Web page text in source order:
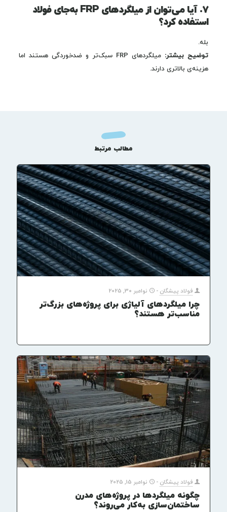
۷. آیا می‌توان از میلگردهای FRP به‌جای فولاد
استفاده کرد؟
بله.
توضیح بیشتر:
میلگردهای FRP سبک‌تر و ضدخوردگی هستند اما
هزینه‌ی بالاتری دارند.
مطالب مرتبط
فولاد پیشگان - نوامبر 30, 2025
چرا میلگردهای آلیاژی برای پروژه‌های بزرگ‌تر
مناسب‌تر هستند؟
فولاد پیشگان - نوامبر 15, 2025
چگونه میلگردها در پروژه‌های مدرن
ساختمان‌سازی به‌کار می‌روند؟